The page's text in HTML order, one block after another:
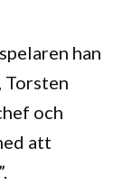
han
Torsten
och
att